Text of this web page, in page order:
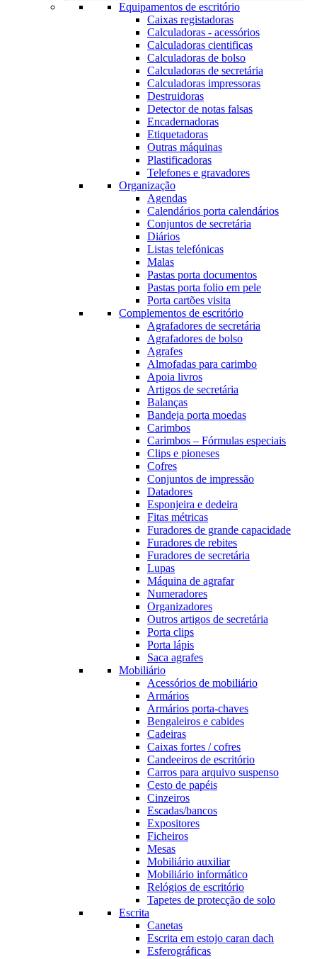
Equipamentos de escritório
Caixas registadoras
Calculadoras - acessórios
Calculadoras cientificas
Calculadoras de bolso
Calculadoras de secretária
Calculadoras impressoras
Destruidoras
Detector de notas falsas
Encadernadoras
Etiquetadoras
Outras máquinas
Plastificadoras
Telefones e gravadores
Organização
Agendas
Calendários porta calendários
Conjuntos de secretária
Diários
Listas telefónicas
Malas
Pastas porta documentos
Pastas porta folio em pele
Porta cartões visita
Complementos de escritório
Agrafadores de secretária
Agrafadores de bolso
Agrafes
Almofadas para carimbo
Apoia livros
Artigos de secretária
Balanças
Bandeja porta moedas
Carimbos
Carimbos – Fórmulas especiais
Clips e pioneses
Cofres
Conjuntos de impressão
Datadores
Esponjeira e dedeira
Fitas métricas
Furadores de grande capacidade
Furadores de rebites
Furadores de secretária
Lupas
Máquina de agrafar
Numeradores
Organizadores
Outros artigos de secretária
Porta clips
Porta lápis
Saca agrafes
Mobiliário
Acessórios de mobiliário
Armários
Armários porta-chaves
Bengaleiros e cabides
Cadeiras
Caixas fortes / cofres
Candeeiros de escritório
Carros para arquivo suspenso
Cesto de papéis
Cinzeiros
Escadas/bancos
Expositores
Ficheiros
Mesas
Mobiliário auxiliar
Mobiliário informático
Relógios de escritório
Tapetes de protecção de solo
Escrita
Canetas
Escrita em estojo caran dach
Esferográficas